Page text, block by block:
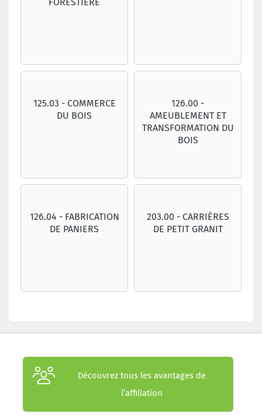
125.03 - COMMERCE
DU BOIS
126.00 -
AMEUBLEMENT ET
TRANSFORMATION DU
BOIS
126.04 - FABRICATION
DE PANIERS
203.00 - CARRIÈRES
DE PETIT GRANIT
Découvrez tous les avantages de
l’affiliation